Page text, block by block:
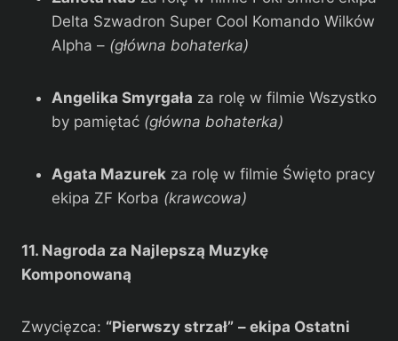
Delta Szwadron Super Cool Komando Wilków
Alpha – (główna bohaterka)
Angelika Smyrgała za rolę w filmie Wszystko
by pamiętać (główna bohaterka)
Agata Mazurek za rolę w filmie Święto pracy
ekipa ZF Korba (krawcowa)
11. Nagroda za Najlepszą Muzykę
Komponowaną
Zwycięzca: “Pierwszy strzał” – ekipa Ostatni